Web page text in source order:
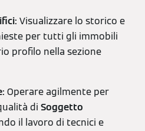
Visualizzare lo storico e
per tutti gli immobili
profilo nella sezione
Operare agilmente per
di Soggetto
il lavoro di tecnici e